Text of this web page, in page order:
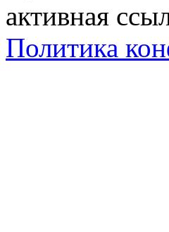
активная
Политика